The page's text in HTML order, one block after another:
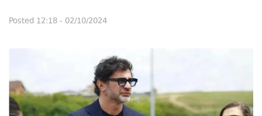
Posted 12:18 - 02/10/2024